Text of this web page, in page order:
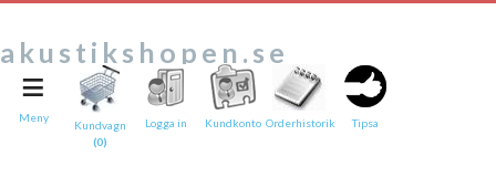
akustikshopen.se
≡
Meny
Kundvagn
(0)
Logga in Kundkonto Orderhistorik Tipsa
Tipsa en vän:
e-post*